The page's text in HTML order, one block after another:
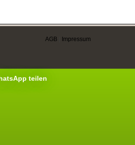
AGB Impressum
teilen